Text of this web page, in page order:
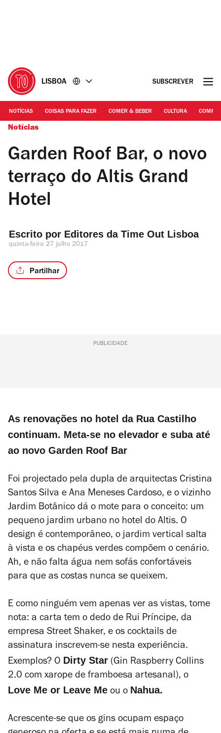
LISBOA SUBSCREVER
NOTÍCIAS COISAS PARA FAZER COMER & BEBER CULTURA
Notícias
Garden Roof Bar, o novo
terraço do Altis Grand
Hotel
Escrito por Editores da Time Out Lisboa
quinta-feira 27 julho 2017
Partilhar
PUBLICIDADE
As renovações no hotel da Rua Castilho
continuam. Meta-se no elevador e suba até
ao novo Garden Roof Bar
Foi projectado pela dupla de arquitectas Cristina
Santos Silva e Ana Meneses Cardoso, e o vizinho
Jardim Botânico dá o mote para o conceito: um
pequeno jardim urbano no hotel do Altis. O
design é contemporâneo, o jardim vertical salta
à vista e os chapéus verdes compõem o cenário.
Ah, e não falta água nem sofás confortáveis
para que as costas nunca se queixem.
E como ninguém vem apenas ver as vistas, tome
nota: a carta tem o dedo de Rui Príncipe, da
empresa Street Shaker, e os cocktails de
assinatura inscrevem-se nesta experiência.
Exemplos? O Dirty Star (Gin Raspberry Collins
2.0 com xarope de framboesa artesanal), o
Love Me or Leave Me ou o Nahua.
Acrescente-se que os gins ocupam espaço